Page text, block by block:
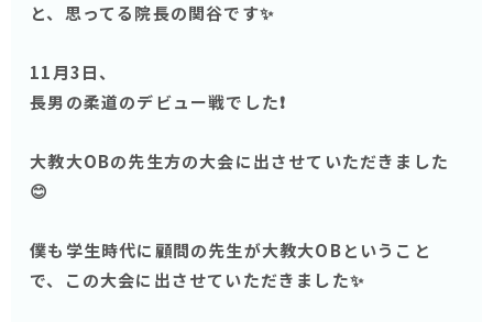
と、思ってる院長の関谷です✨
11月3日、
長男の柔道のデビュー戦でした❗️
大教大OBの先生方の大会に出させていただきました
😊
僕も学生時代に顧問の先生が大教大OBということ
で、この大会に出させていただきました✨